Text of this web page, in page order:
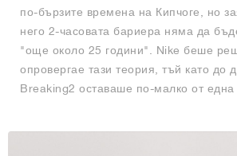
по-бързите времена на Кипчоге, но
него 2-часовата бариера няма да
"още около 25 години". Nike беше
опровергае тази теория, тъй като до
Breaking2 оставаше по-малко от една